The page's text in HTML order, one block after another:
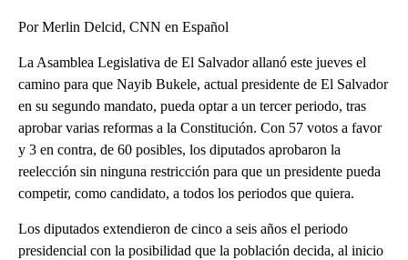
Por Merlin Delcid, CNN en Español
La Asamblea Legislativa de El Salvador allanó este jueves el
camino para que Nayib Bukele, actual presidente de El Salvador
en su segundo mandato, pueda optar a un tercer periodo, tras
aprobar varias reformas a la Constitución. Con 57 votos a favor
y 3 en contra, de 60 posibles, los diputados aprobaron la
reelección sin ninguna restricción para que un presidente pueda
competir, como candidato, a todos los periodos que quiera.
Los diputados extendieron de cinco a seis años el periodo
presidencial con la posibilidad que la población decida, al inicio